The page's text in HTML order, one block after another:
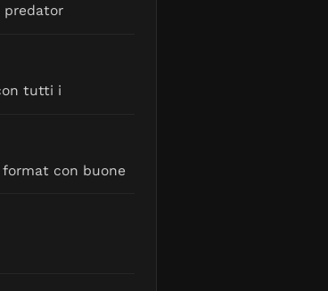
predator
tutti i
con buone